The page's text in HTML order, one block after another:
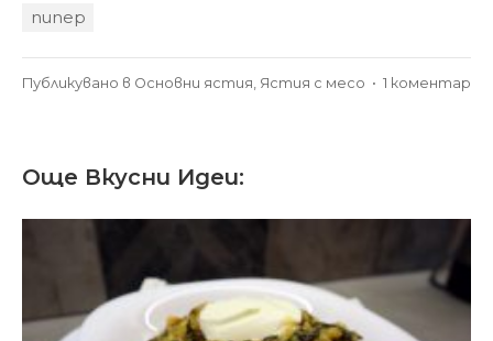
пипер
Публикувано в Основни ястия, Ястия с месо • 1 коментар
Още Вкусни Идеи: